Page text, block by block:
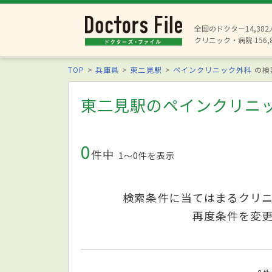
全国のドクター14,382
クリニック・病院
TOP 兵庫県 東二見駅 ペインクリニック外科 の
東二見駅のペインクリニ
0件中 1〜0件を表示
検索条件に当てはまるクリ
再度条件を変